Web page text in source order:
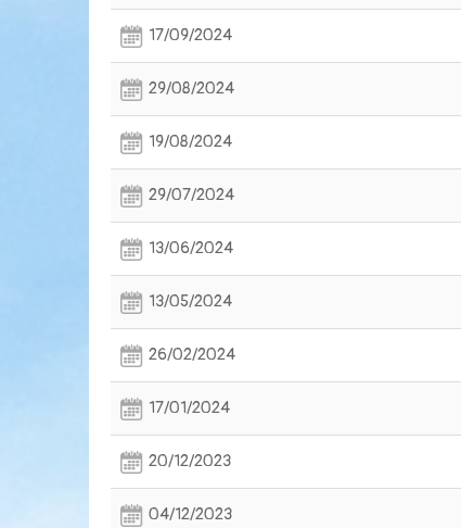
17/09/2024
29/08/2024
19/08/2024
29/07/2024
13/06/2024
13/05/2024
26/02/2024
17/01/2024
20/12/2023
04/12/2023